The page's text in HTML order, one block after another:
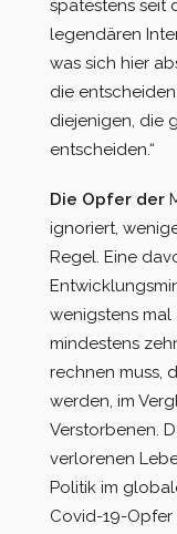
spätestens seit
legendären
was sich hier
die
diejenigen, die
entscheiden.“
Die Opfer der
ignoriert,
Regel. Eine
wenigstens mal
mindestens
rechnen muss,
werden, im
Verstorbenen.
verlorenen
Politik im
Covid-19-Opfer